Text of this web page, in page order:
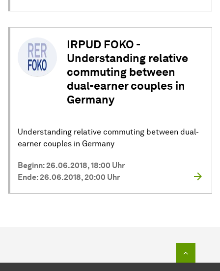
IRPUD FOKO -
Understanding relative
commuting between
dual-earner couples in
Germany
Understanding relative commuting between dual-
earner couples in Germany
Beginn: 26.06.2018, 18:00 Uhr
Ende: 26.06.2018, 20:00 Uhr